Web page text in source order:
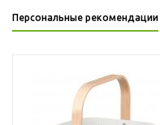
Персональные рекомендации